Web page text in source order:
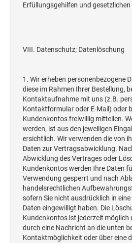
Erfüllungsgehilfen und gesetzlichen
VIII. Datenschutz; Datenlöschung
1. Wir erheben personenbezogene
diese im Rahmen Ihrer Bestellung,
Kontaktaufnahme mit uns (z.B.
Kontaktformular oder E-Mail) oder
Kundenkontos freiwillig mitteilen.
werden, ist aus den jeweiligen
ersichtlich. Wir verwenden die von
Daten zur Vertragsabwicklung.
Abwicklung des Vertrages oder
Kundenkontos werden Ihre Daten
Verwendung gesperrt und nach
handelsrechtlichen
sofern Sie nicht ausdrücklich in
Daten eingewilligt haben. Die
Kundenkontos ist jederzeit möglich
durch eine Nachricht an die unten
Kontaktmöglichkeit oder über eine